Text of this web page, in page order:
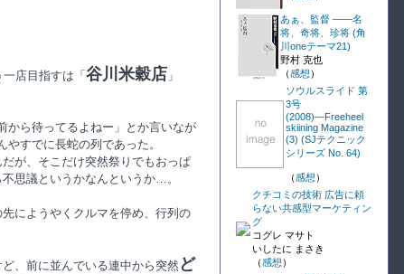
あぁ、監督 ――名
将、奇将、珍将 (角
川oneテーマ21)
野村 克也
（感想）
ソウルスライド 第
3号
(2008)―Freeheel
skiining Magazine
(3) (SJテクニック
シリーズ No. 64)
（感想）
クチコミの技術 広告に頼
らない共感型マーケティン
グ
コグレ マサト
いしたに まさき
（感想）
店目指すは「 谷川米穀店 」
から待ってるよねー」とか言いなが
やすでに長蛇の列であった。
が、そこだけ突然祭りでもおっぱ
思議というかなんというか…。
にようやくクルマを停め、行列の
、前に並んでいる連中から突然 ど